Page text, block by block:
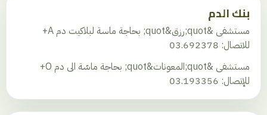
بنك الدم
مستشفى &quot;رزق&quot; بحاجة ماسة لبلاكيت دم A+
للاتصال: 03.692378
مستشفى &quot;المعونات&quot; بحاجة ماسّة الى دم O+
للإتصال: 03.193356